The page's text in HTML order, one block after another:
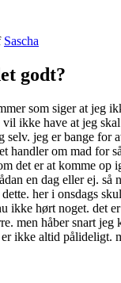
Sascha
godt?
som siger at jeg
ikke have at jeg
jeg er bange for
handler om mad for
det er at komme op
en dag eller ej.
her i onsdags
ikke hørt noget.
men håber snart
ikke altid pålideligt.